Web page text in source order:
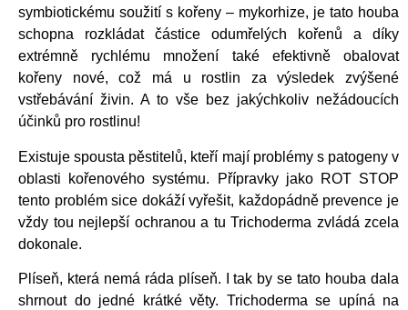
symbiotickému soužití s kořeny – mykorhize, je tato houba
schopna rozkládat částice odumřelých kořenů a díky
extrémně rychlému množení také efektivně obalovat
kořeny nové, což má u rostlin za výsledek zvýšené
vstřebávání živin. A to vše bez jakýchkoliv nežádoucích
účinků pro rostlinu!
Existuje spousta pěstitelů, kteří mají problémy s patogeny v
oblasti kořenového systému. Přípravky jako ROT STOP
tento problém sice dokáží vyřešit, každopádně prevence je
vždy tou nejlepší ochranou a tu Trichoderma zvládá zcela
dokonale.
Plíseň, která nemá ráda plíseň. I tak by se tato houba dala
shrnout do jedné krátké věty. Trichoderma se upíná na